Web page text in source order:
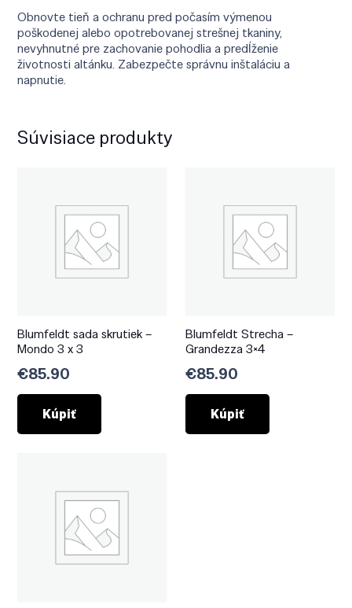
Obnovte tieň a ochranu pred počasím výmenou
poškodenej alebo opotrebovanej strešnej tkaniny,
nevyhnutné pre zachovanie pohodlia a predĺženie
životnosti altánku. Zabezpečte správnu inštaláciu a
napnutie.
Súvisiace produkty
Blumfeldt sada skrutiek –
Mondo 3 x 3
€85.90
Kúpiť
Blumfeldt Strecha –
Grandezza 3×4
€85.90
Kúpiť